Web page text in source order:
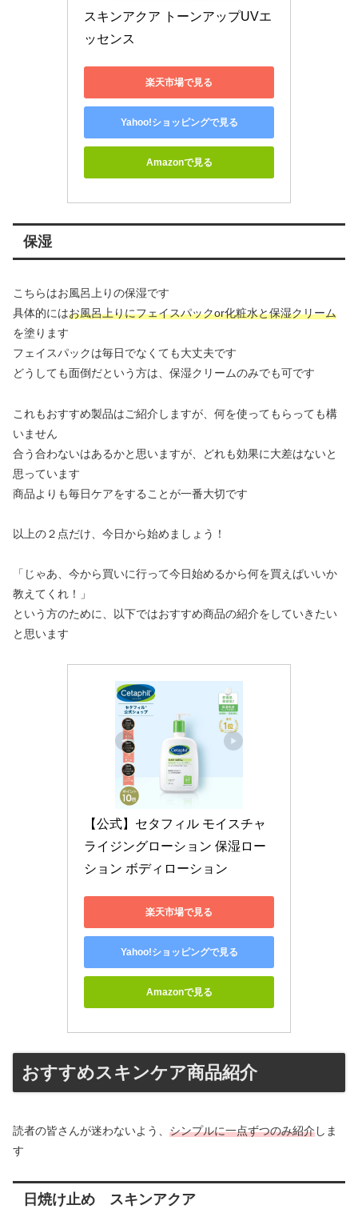
スキンアクア トーンアップUVエ
ッセンス
楽天市場で見る
Yahoo!ショッピングで見る
Amazonで見る
保湿
こちらはお風呂上りの保湿です
具体的にはお風呂上りにフェイスパックor化粧水と保湿クリーム
を塗ります
フェイスパックは毎日でなくても大丈夫です
どうしても面倒だという方は、保湿クリームのみでも可です
これもおすすめ製品はご紹介しますが、何を使ってもらっても構
いません
合う合わないはあるかと思いますが、どれも効果に大差はないと
思っています
商品よりも毎日ケアをすることが一番大切です
以上の２点だけ、今日から始めましょう！
「じゃあ、今から買いに行って今日始めるから何を買えばいいか
教えてくれ！」
という方のために、以下ではおすすめ商品の紹介をしていきたい
と思います
【公式】セタフィル モイスチャ
ライジングローション 保湿ロー
ション ボディローション
楽天市場で見る
Yahoo!ショッピングで見る
Amazonで見る
おすすめスキンケア商品紹介
読者の皆さんが迷わないよう、 シンプルに一点ずつのみ紹介しま
す
日焼け止め スキンアクア